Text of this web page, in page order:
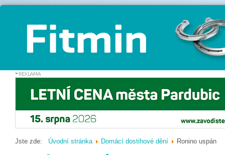
Jste zde: Úvodní stránka Domácí dostihové dění Ronino uspán